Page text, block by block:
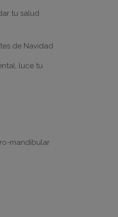
tu salud
de Navidad
luce tu
mandibular